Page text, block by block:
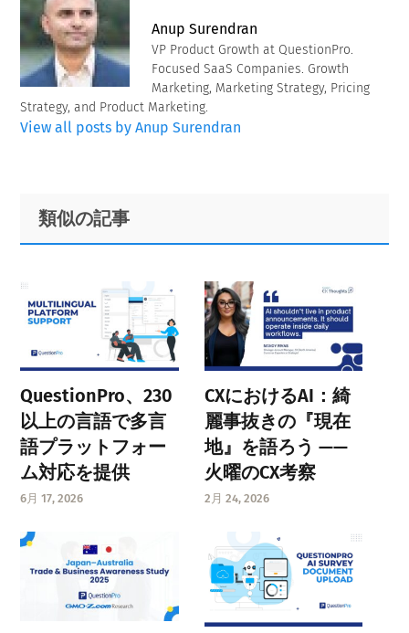
Anup Surendran
VP Product Growth at QuestionPro.
Focused SaaS Companies. Growth
Marketing, Marketing Strategy, Pricing
Strategy, and Product Marketing.
View all posts by Anup Surendran
Primary
Sidebar
Footer
類似の記事
QuestionPro、230
以上の言語で多言
語プラットフォー
ム対応を提供
6月 17, 2026
CXにおけるAI：綺
麗事抜きの『現在
地』を語ろう ——
火曜のCX考察
2月 24, 2026